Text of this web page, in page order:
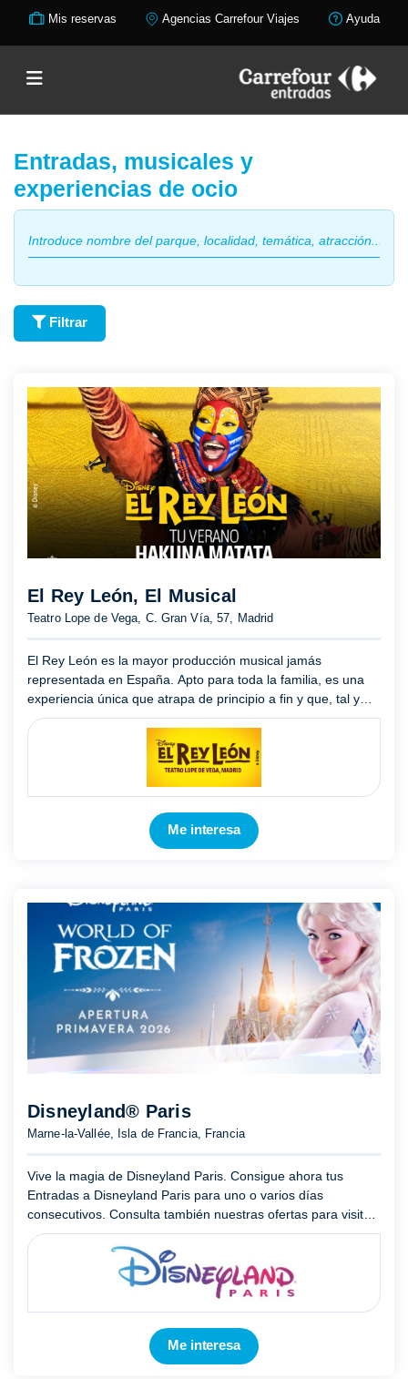
Mis reservas Agencias Carrefour Viajes Ayuda
Entradas, musicales y
experiencias de ocio
Filtrar
El Rey León, El Musical
Teatro Lope de Vega, C. Gran Vía, 57, Madrid
El Rey León es la mayor producción musical jamás
representada en España. Apto para toda la familia, es una
experiencia única que atrapa de principio a fin y que, tal y
como ya han hecho más de 110 millones de personas en
Mostrar más
Me interesa
Disneyland® Paris
Marne-la-Vallée, Isla de Francia, Francia
Vive la magia de Disneyland Paris. Consigue ahora tus
Entradas a Disneyland Paris para uno o varios días
consecutivos. Consulta también nuestras ofertas para visitar
los dos Parques Disney® (Parque Disneyland® y Parque
Walt Disney ...Mostrar más
Me interesa